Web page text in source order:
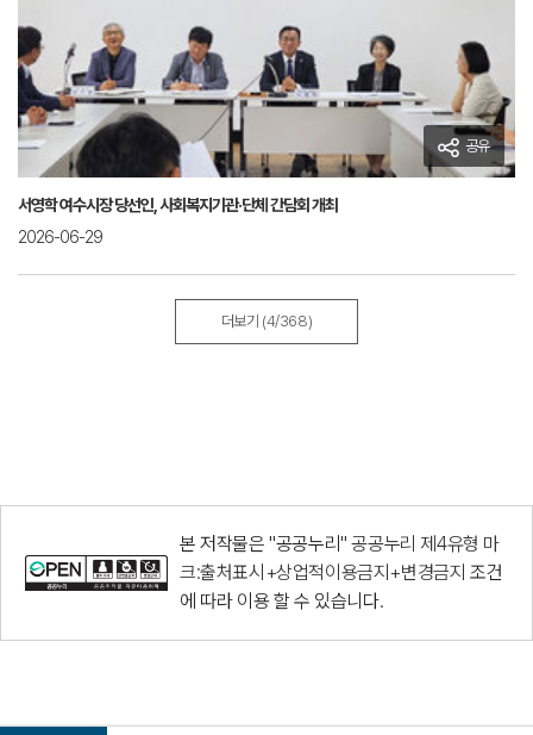
공유
서영학 여수시장 당선인, 사회복지기관·단체 간담회 개최
2026-06-29
더보기 (4/368)
본 저작물은 "공공누리"공공누리 제4유형 마
크:출처표시+상업적이용금지+변경금지 조건
에 따라 이용 할 수 있습니다.